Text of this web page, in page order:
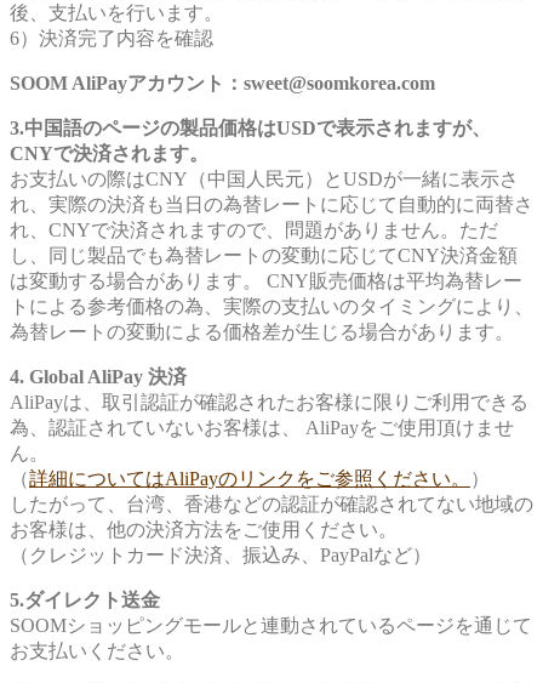
後、支払いを行います。
6）決済完了内容を確認
SOOM AliPayアカウント：sweet@soomkorea.com
3.中国語のページの製品価格はUSDで表示されますが、
CNYで決済されます。
お支払いの際はCNY（中国人民元）とUSDが一緒に表示さ
れ、実際の決済も当日の為替レートに応じて自動的に両替さ
れ、CNYで決済されますので、問題がありません。ただ
し、同じ製品でも為替レートの変動に応じてCNY決済金額
は変動する場合があります。 CNY販売価格は平均為替レー
トによる参考価格の為、実際の支払いのタイミングにより、
為替レートの変動による価格差が生じる場合があります。
4. Global AliPay 決済
AliPayは、取引認証が確認されたお客様に限りご利用できる
為、認証されていないお客様は、 AliPayをご使用頂けませ
ん。
（詳細についてはAliPayのリンクをご参照ください。
）
したがって、台湾、香港などの認証が確認されてない地域の
お客様は、他の決済方法をご使用ください。
（クレジットカード決済、振込み、PayPalなど）
5.ダイレクト送金
SOOMショッピングモールと連動されているページを通じて
お支払いください。